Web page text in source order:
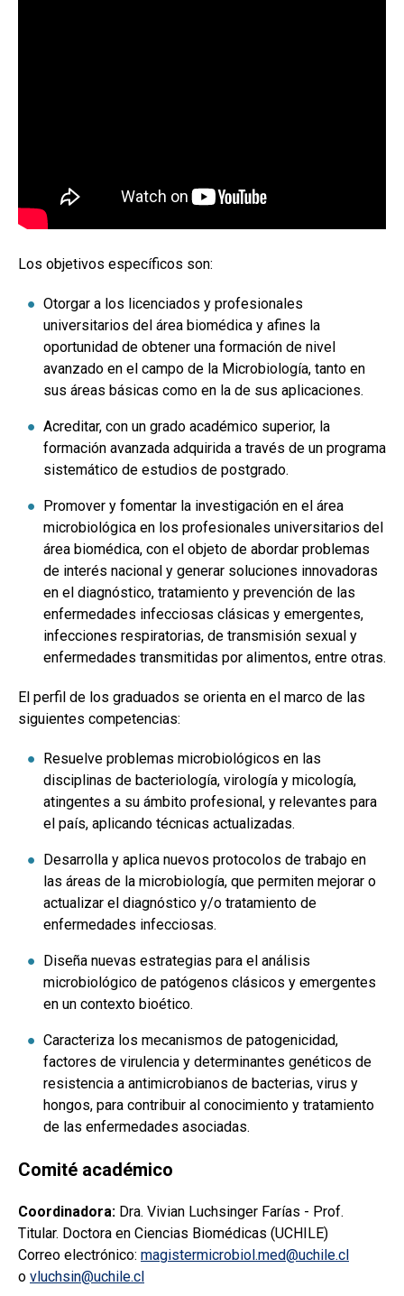
Los objetivos especí­ficos son:
Otorgar a los licenciados y profesionales
universitarios del área biomédica y afines la
oportunidad de obtener una formación de nivel
avanzado en el campo de la Microbiologí­a, tanto en
sus áreas básicas como en la de sus aplicaciones.
Acreditar, con un grado académico superior, la
formación avanzada adquirida a través de un programa
sistemático de estudios de postgrado.
Promover y fomentar la investigación en el área
microbiológica en los profesionales universitarios del
área biomédica, con el objeto de abordar problemas
de interés nacional y generar soluciones innovadoras
en el diagnóstico, tratamiento y prevención de las
enfermedades infecciosas clásicas y emergentes,
infecciones respiratorias, de transmisión sexual y
enfermedades transmitidas por alimentos, entre otras.
El perfil de los graduados se orienta en el marco de las
siguientes competencias:
Resuelve problemas microbiológicos en las
disciplinas de bacteriología, virologí­a y micologí­a,
atingentes a su ámbito profesional, y relevantes para
el paí­s, aplicando técnicas actualizadas.
Desarrolla y aplica nuevos protocolos de trabajo en
las áreas de la microbiologí­a, que permiten mejorar o
actualizar el diagnóstico y/o tratamiento de
enfermedades infecciosas.
Diseña nuevas estrategias para el análisis
microbiológico de patógenos clásicos y emergentes
en un contexto bioético.
Caracteriza los mecanismos de patogenicidad,
factores de virulencia y determinantes genéticos de
resistencia a antimicrobianos de bacterias, virus y
hongos, para contribuir al conocimiento y tratamiento
de las enfermedades asociadas.
Comité académico
Coordinadora: Dra. Vivian Luchsinger Farías - Prof.
Titular. Doctora en Ciencias Biomédicas (UCHILE)
Correo electrónico: magistermicrobiol.med@uchile.cl
o vluchsin@uchile.cl